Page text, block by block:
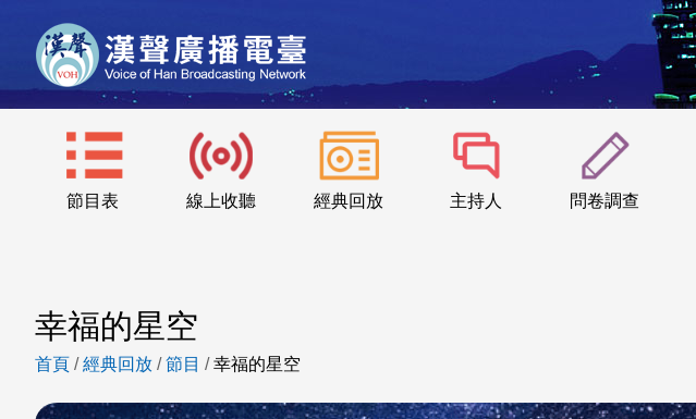
節目表 線上收聽 經典回放 主持人 問卷調查
幸福的星空
首頁 /經典回放 /節目 /幸福的星空